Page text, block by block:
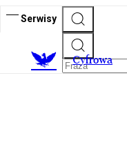
Serwisy
Cyfrowa